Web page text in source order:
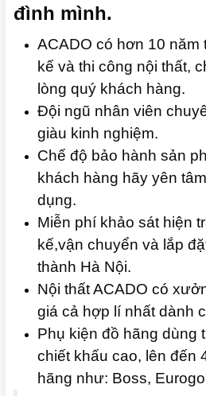
đình mình.
ACADO có hơn 10 năm
kế và thi công nội thất,
lòng quý khách hàng.
Đội ngũ nhân viên
giàu kinh nghiệm.
Chế độ bảo hành sản
khách hàng hãy yên
dụng.
Miễn phí khảo sát hiện
kế,vận chuyển và lắp
thành Hà Nội.
Nội thất ACADO có
giá cả hợp lí nhất dành
Phụ kiện đồ hãng dùng
chiết khấu cao, lên đến
hãng như: Boss,